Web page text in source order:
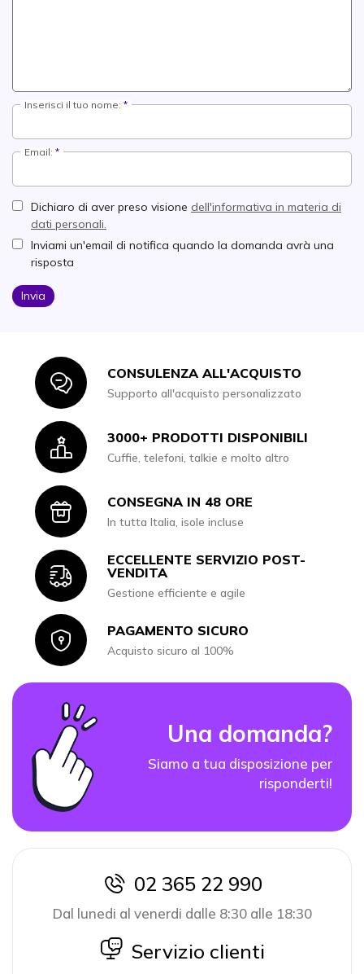
Inserisci il tuo nome:
Email:
Dichiaro di aver preso visione dell'informativa in materia di
dati personali.
Inviami un'email di notifica quando la domanda avrà una
risposta
Invia
IconCONSULENZA ALL'ACQUISTO
Supporto all'acquisto personalizzato
Icon3000+ PRODOTTI DISPONIBILI
Cuffie, telefoni, talkie e molto altro
IconCONSEGNA IN 48 ORE
In tutta Italia, isole incluse
Icon
ECCELLENTE SERVIZIO POST-
VENDITA
Gestione efficiente e agile
IconPAGAMENTO SICURO
Acquisto sicuro al 100%
Una domanda?
Siamo a tua disposizione per
risponderti!
icon
02 365 22 990
Dal lunedi al venerdi dalle 8:30 alle 18:30
icon
Servizio clienti